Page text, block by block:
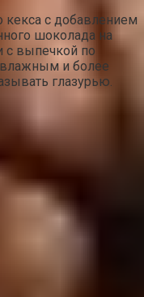
кекса с добавлением
шоколада на
с выпечкой по
влажным и более
глазурью.